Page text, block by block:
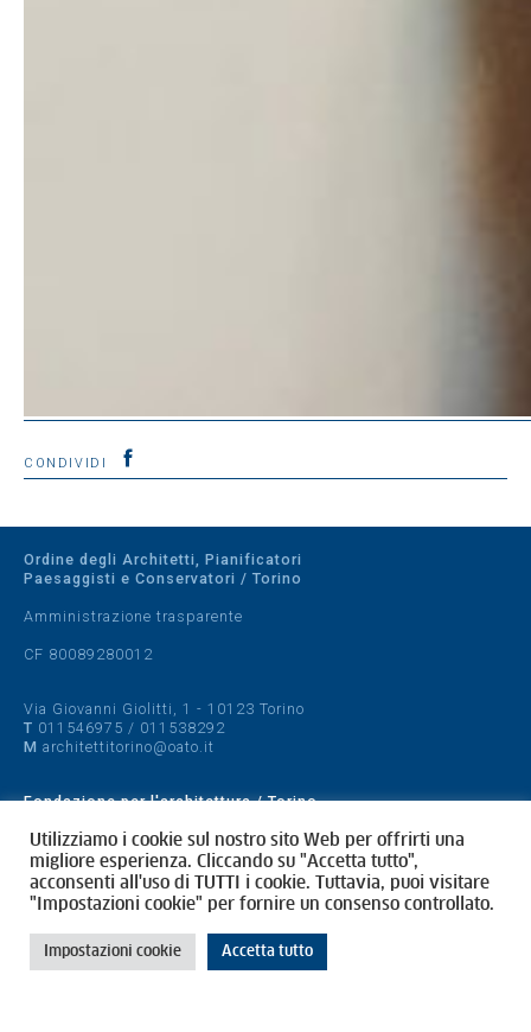
CONDIVIDI
Ordine degli Architetti, Pianificatori
Paesaggisti e Conservatori / Torino
Amministrazione trasparente
CF 80089280012
Via Giovanni Giolitti, 1 - 10123 Torino
T 011546975 / 011538292
M architettitorino@oato.it
Fondazione per l'architettura / Torino
Designed by quattrolinee.it
Cookie Policy
Privacy Policy
Utilizziamo i cookie sul nostro sito Web per offrirti una
migliore esperienza. Cliccando su "Accetta tutto",
acconsenti all'uso di TUTTI i cookie. Tuttavia, puoi visitare
"Impostazioni cookie" per fornire un consenso controllato.
Impostazioni cookie Accetta tutto